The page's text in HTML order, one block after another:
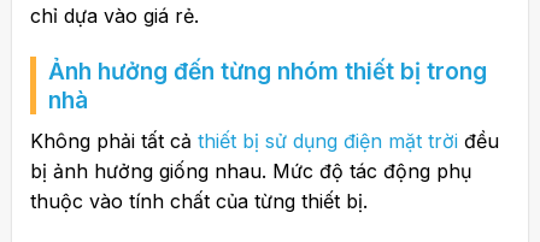
chỉ dựa vào giá rẻ.
Ảnh hưởng đến từng nhóm thiết bị trong
nhà
Không phải tất cả thiết bị sử dụng điện mặt trờiđều
bị ảnh hưởng giống nhau. Mức độ tác động phụ
thuộc vào tính chất của từng thiết bị.